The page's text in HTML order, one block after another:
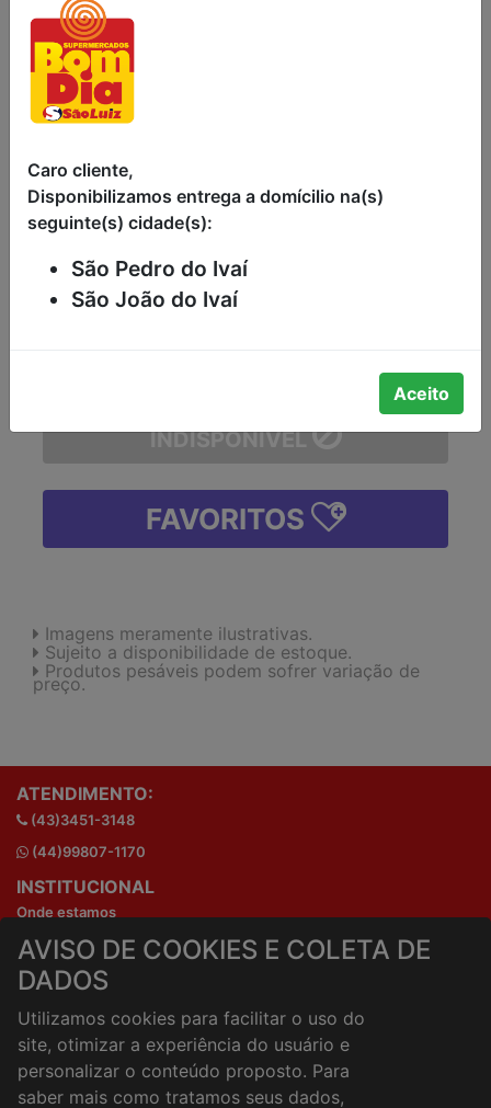
CERVEJA PILSEN
CERVEJA LEVE PILSEN BAVARIA
350ML
-
INDISPONÍVEL
FAVORITOS
Imagens meramente ilustrativas.
Sujeito a disponibilidade de estoque.
Produtos pesáveis podem sofrer variação de
preço.
Caro cliente,
Disponibilizamos entrega a domícilio na(s)
seguinte(s) cidade(s):
São Pedro do Ivaí
São João do Ivaí
Aceito
AVISO DE COOKIES E COLETA DE
DADOS
Utilizamos cookies para facilitar o uso do
site, otimizar a experiência do usuário e
personalizar o conteúdo proposto. Para
saber mais como tratamos seus dados,
ATENDIMENTO:
(43)3451-3148
(44)99807-1170
INSTITUCIONAL
Onde estamos
Horários de atendimento
HORÁRIOS E ENTREGA
Horários de Entrega
Taxa de entrega
Cidades Atendidas